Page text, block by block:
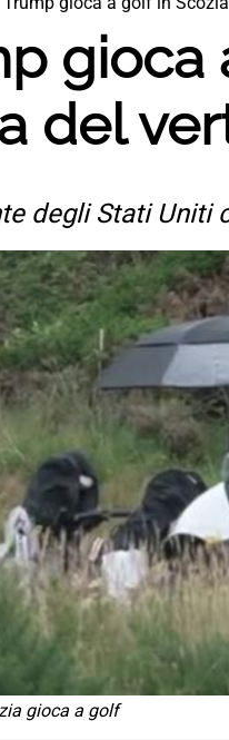
gioca
del
degli Stati Uniti
gioca a golf